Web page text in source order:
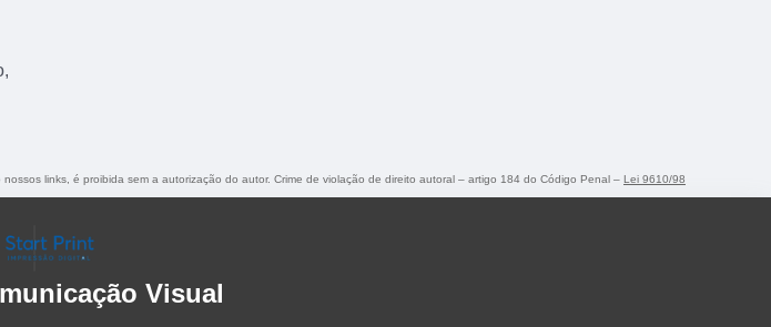
links, é proibida sem a autorização do autor. Crime de violação de direito autoral – artigo 184 do Código Penal – Lei 9610/98
Visual